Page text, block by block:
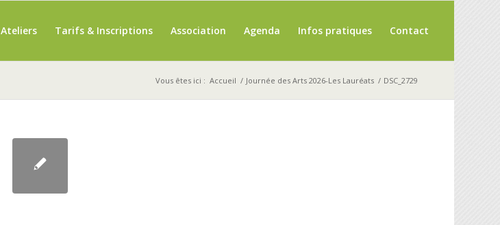
Ateliers Tarifs & Inscriptions Association Agenda Infos pratiques Contact
Vous êtes ici : Accueil / Journée des Arts 2026-Les Lauréats / DSC_2729